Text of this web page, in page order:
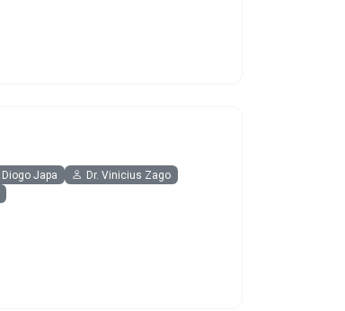
Diogo Japa
Dr. Vinicius Zago